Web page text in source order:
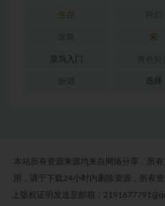
生存
索
菜鸟入门
选择
本站所有资源来源均来自网络分享，所
用，请于下载24小时内删除资源，所有
上版权证明发送至邮箱：